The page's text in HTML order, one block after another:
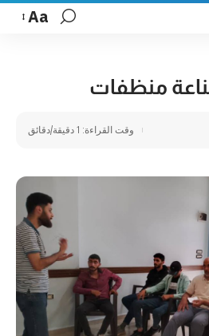
Aa
منظفات
وقت القراءة: 1 دقيقة/دقائق